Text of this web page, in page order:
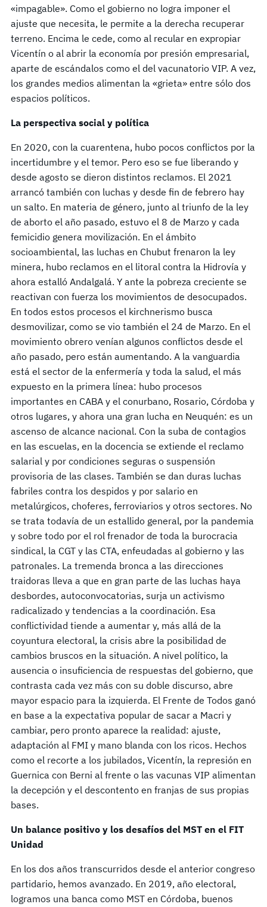
«impagable». Como el gobierno no logra imponer el
ajuste que necesita, le permite a la derecha recuperar
terreno. Encima le cede, como al recular en expropiar
Vicentín o al abrir la economía por presión empresarial,
aparte de escándalos como el del vacunatorio VIP. A vez,
los grandes medios alimentan la «grieta» entre sólo dos
espacios políticos.
La perspectiva social y política
En 2020, con la cuarentena, hubo pocos conflictos por la
incertidumbre y el temor. Pero eso se fue liberando y
desde agosto se dieron distintos reclamos. El 2021
arrancó también con luchas y desde fin de febrero hay
un salto. En materia de género, junto al triunfo de la ley
de aborto el año pasado, estuvo el 8 de Marzo y cada
femicidio genera movilización. En el ámbito
socioambiental, las luchas en Chubut frenaron la ley
minera, hubo reclamos en el litoral contra la Hidrovía y
ahora estalló Andalgalá. Y ante la pobreza creciente se
reactivan con fuerza los movimientos de desocupados.
En todos estos procesos el kirchnerismo busca
desmovilizar, como se vio también el 24 de Marzo. En el
movimiento obrero venían algunos conflictos desde el
año pasado, pero están aumentando. A la vanguardia
está el sector de la enfermería y toda la salud, el más
expuesto en la primera línea: hubo procesos
importantes en CABA y el conurbano, Rosario, Córdoba y
otros lugares, y ahora una gran lucha en Neuquén: es un
ascenso de alcance nacional. Con la suba de contagios
en las escuelas, en la docencia se extiende el reclamo
salarial y por condiciones seguras o suspensión
provisoria de las clases. También se dan duras luchas
fabriles contra los despidos y por salario en
metalúrgicos, choferes, ferroviarios y otros sectores. No
se trata todavía de un estallido general, por la pandemia
y sobre todo por el rol frenador de toda la burocracia
sindical, la CGT y las CTA, enfeudadas al gobierno y las
patronales. La tremenda bronca a las direcciones
traidoras lleva a que en gran parte de las luchas haya
desbordes, autoconvocatorias, surja un activismo
radicalizado y tendencias a la coordinación. Esa
conflictividad tiende a aumentar y, más allá de la
coyuntura electoral, la crisis abre la posibilidad de
cambios bruscos en la situación. A nivel político, la
ausencia o insuficiencia de respuestas del gobierno, que
contrasta cada vez más con su doble discurso, abre
mayor espacio para la izquierda. El Frente de Todos ganó
en base a la expectativa popular de sacar a Macri y
cambiar, pero pronto aparece la realidad: ajuste,
adaptación al FMI y mano blanda con los ricos. Hechos
como el recorte a los jubilados, Vicentín, la represión en
Guernica con Berni al frente o las vacunas VIP alimentan
la decepción y el descontento en franjas de sus propias
bases.
Un balance positivo y los desafíos del MST en el FIT
Unidad
En los dos años transcurridos desde el anterior congreso
partidario, hemos avanzado. En 2019, año electoral,
logramos una banca como MST en Córdoba, buenos